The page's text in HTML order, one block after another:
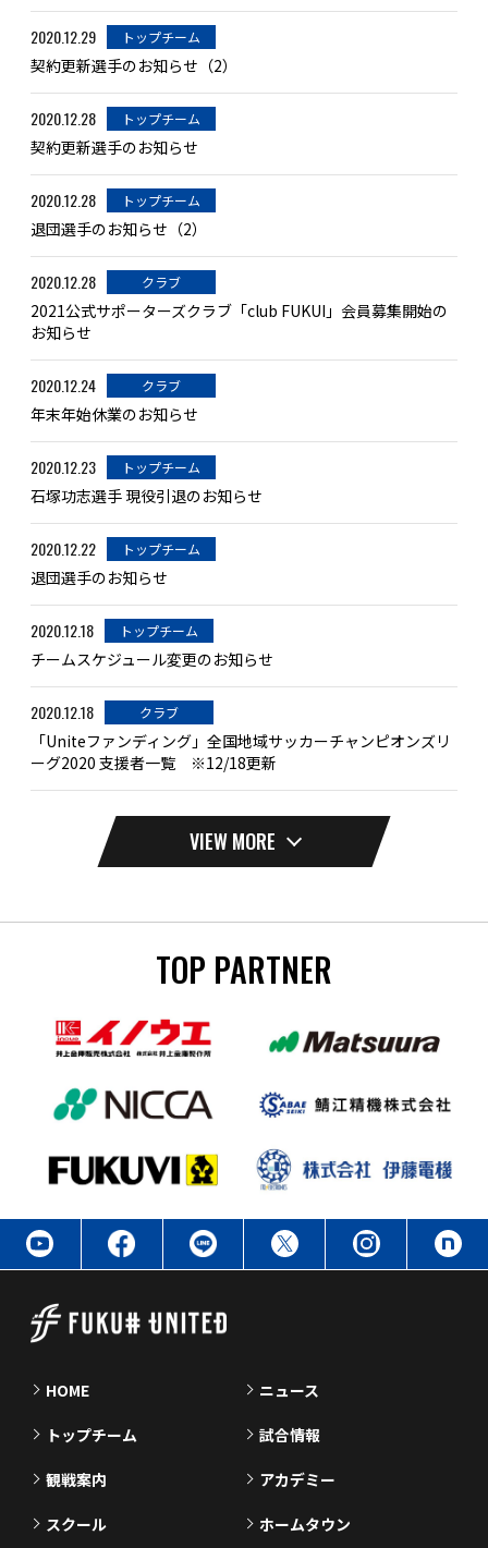
2020.12.29 トップチーム
契約更新選手のお知らせ（2）
2020.12.28 トップチーム
契約更新選手のお知らせ
2020.12.28 トップチーム
退団選手のお知らせ（2）
2020.12.28 クラブ
2021公式サポーターズクラブ「club FUKUI」会員募集開始の
お知らせ
2020.12.24 クラブ
年末年始休業のお知らせ
2020.12.23 トップチーム
石塚功志選手 現役引退のお知らせ
2020.12.22 トップチーム
退団選手のお知らせ
2020.12.18 トップチーム
チームスケジュール変更のお知らせ
2020.12.18 クラブ
「Uniteファンディング」全国地域サッカーチャンピオンズリ
ーグ2020 支援者一覧 ※12/18更新
VIEW MORE
TOP PARTNER
HOME ニュース
トップチーム 試合情報
観戦案内 アカデミー
スクール ホームタウン